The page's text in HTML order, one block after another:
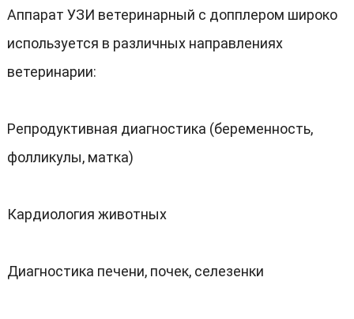
Аппарат УЗИ ветеринарный с допплером широко
используется в различных направлениях
ветеринарии:
Репродуктивная диагностика (беременность,
фолликулы, матка)
Кардиология животных
Диагностика печени, почек, селезенки